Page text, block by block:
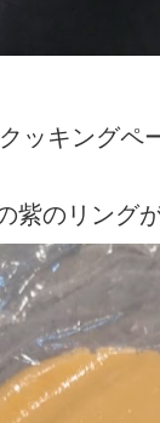
ッキングペ
紫のリング